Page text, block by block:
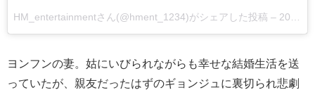
HM_entertainmentさん(@hment_1234)がシェアした投稿 – 2017年 1月月4日午後11時37分PST
ヨンフンの妻。姑にいびられながらも幸せな結婚生活を送
っていたが、親友だったはずのギョンジュに裏切られ悲劇